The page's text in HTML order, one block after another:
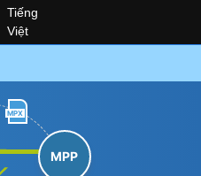
Tiếng
Việt
MPX
MPP